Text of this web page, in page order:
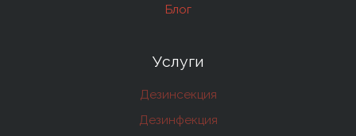
Блог
Услуги
Дезинсекция
Дезинфекция